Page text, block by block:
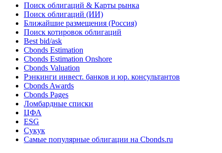
Поиск облигаций & Карты рынка
Поиск облигаций (ИИ)
Ближайшие размещения (Россия)
Поиск котировок облигаций
Best bid/ask
Cbonds Estimation
Cbonds Estimation Onshore
Cbonds Valuation
Рэнкинги инвест. банков и юр. консультантов
Cbonds Awards
Cbonds Pages
Ломбардные списки
ЦФА
ESG
Сукук
Самые популярные облигации на Cbonds.ru